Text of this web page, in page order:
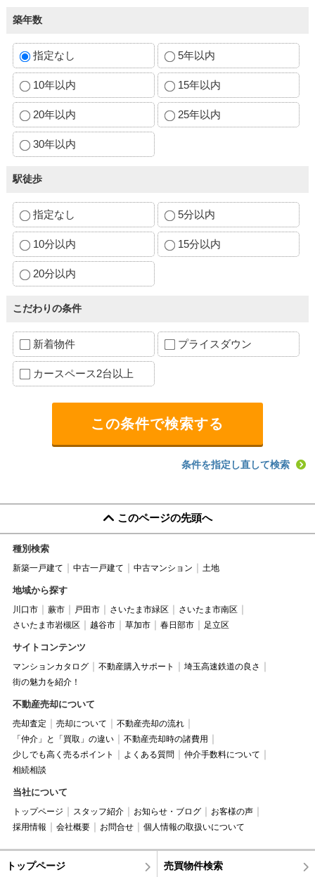
築年数
指定なし 5年以内
10年以内 15年以内
20年以内 25年以内
30年以内
駅徒歩
指定なし 5分以内
10分以内 15分以内
20分以内
こだわりの条件
新着物件 プライスダウン
カースペース2台以上
条件を指定し直して検索
このページの先頭へ
種別検索
新築一戸建て 中古一戸建て 中古マンション 土地
地域から探す
川口市 蕨市 戸田市 さいたま市緑区
さいたま市南区
さいたま市岩槻区
越谷市 草加市 春日部市 足立区
サイトコンテンツ
マンションカタログ 不動産購入サポート
埼玉高速鉄道の良さ
街の魅力を紹介！
不動産売却について
売却査定 売却について
不動産売却の流れ
「仲介」と「買取」の違い
不動産売却時の諸費用
少しでも高く売るポイント
よくある質問
仲介手数料について
相続相談
当社について
トップページ スタッフ紹介 お知らせ・ブログ
お客様の声
採用情報
会社概要 お問合せ 個人情報の取扱いについて
トップページ 売買物件検索